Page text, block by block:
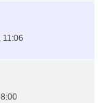
11:06